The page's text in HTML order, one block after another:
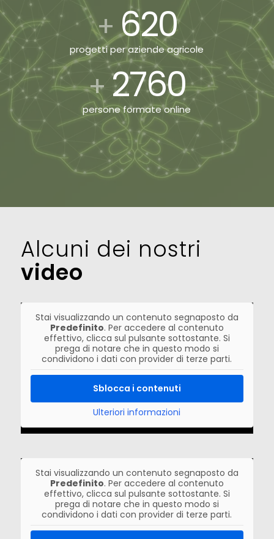
+620
progetti per aziende agricole
+2760
persone formate online
Alcuni dei nostri
video
Stai visualizzando un contenuto segnaposto da
Predefinito. Per accedere al contenuto
effettivo, clicca sul pulsante sottostante. Si
prega di notare che in questo modo si
condividono i dati con provider di terze parti.
Sblocca i contenuti
Ulteriori informazioni
Stai visualizzando un contenuto segnaposto da
Predefinito. Per accedere al contenuto
effettivo, clicca sul pulsante sottostante. Si
prega di notare che in questo modo si
condividono i dati con provider di terze parti.